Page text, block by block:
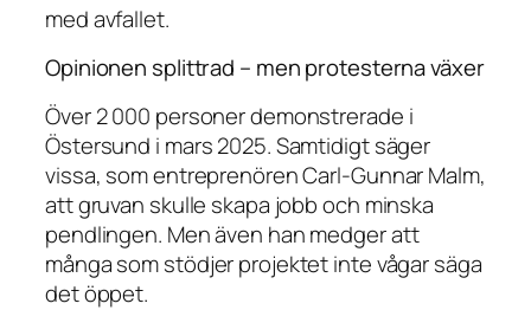
med avfallet.
Opinionen splittrad – men protesterna växer
Över 2 000 personer demonstrerade i
Östersund i mars 2025. Samtidigt säger
vissa, som entreprenören Carl-Gunnar Malm,
att gruvan skulle skapa jobb och minska
pendlingen. Men även han medger att
många som stödjer projektet inte vågar säga
det öppet.